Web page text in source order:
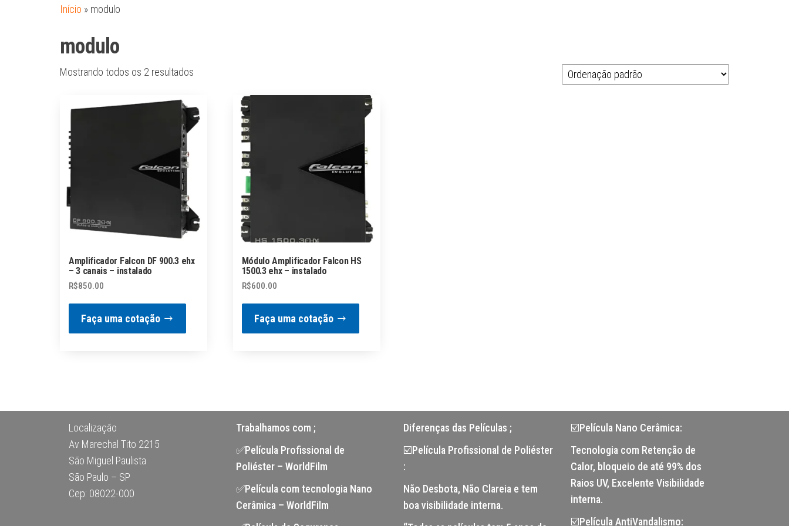
Início » modulo
modulo
Mostrando todos os 2 resultados
Amplificador Falcon DF 900.3 ehx
– 3 canais – instalado
R$850.00
Faça uma cotação
Módulo Amplificador Falcon HS
1500.3 ehx – instalado
R$600.00
Faça uma cotação
Localização
Av Marechal Tito 2215
São Miguel Paulista
São Paulo – SP
Cep: 08022-000
Trabalhamos com ;
✅Película Profissional de
Poliéster – WorldFilm
✅Película com tecnologia Nano
Cerâmica – WorldFilm
Diferenças das Películas ;
☑️Película Profissional de Poliéster
:
Não Desbota, Não Clareia e tem
boa visibilidade interna.
☑️Película Nano Cerâmica:
Tecnologia com Retenção de
Calor, bloqueio de até 99% dos
Raios UV, Excelente Visibilidade
interna.
☑️Película AntiVandalismo: